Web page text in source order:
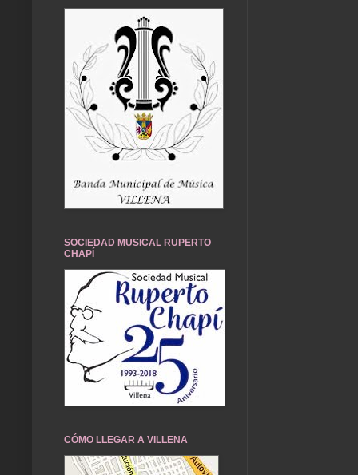
SOCIEDAD MUSICAL RUPERTO
CHAPÍ
CÓMO LLEGAR A VILLENA